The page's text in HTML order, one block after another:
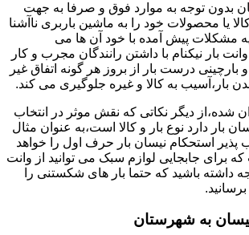
بدون توجه به موارد فوق و صرفا به جهت
یا محصولات خود را به ماشین باربری ناآشنا
مشکلات پیش آمده با خود آن ها می
بار نیکنام با داشتن رانندگان مجرب و کار
و بارچینی درست بار از بروز هر گونه اتفاق غیر
بار،آسیب به کالا و غیره جلوگیری می کند.
شده،از دیگر نکاتی که نقش موثر در انتخاب
بار دارد نوع بار و کالا است،به عنوان مثال
پذیر استحکام نیسان بار حرف اول را خواهد
برای جابجایی لوازم سبک می توانید از وانت
داشته باشید که حتما بار های شکستنی را
به شهرستان